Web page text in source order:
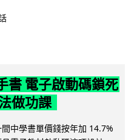
書 電子啟動碼鎖死
做功課
中學書單價錢按年加 14.7%